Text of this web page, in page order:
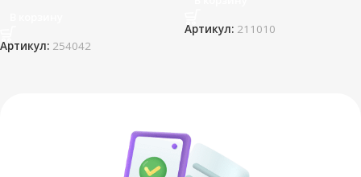
Артикул: 254042
Артикул: 211010